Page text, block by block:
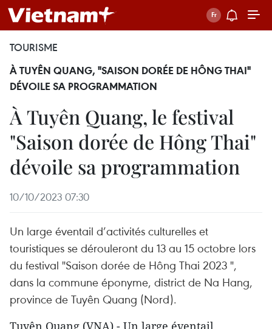
TOURISME
À TUYÊN QUANG, "SAISON DORÉE DE HÔNG THAI"
DÉVOILE SA PROGRAMMATION
À Tuyên Quang, le festival
"Saison dorée de Hông Thai"
dévoile sa programmation
10/10/2023 07:30
Un large éventail d’activités culturelles et
touristiques se dérouleront du 13 au 15 octobre lors
du festival "Saison dorée de Hông Thai 2023 ",
dans la commune éponyme, district de Na Hang,
province de Tuyên Quang (Nord).
Tuyên Quang (VNA) - Un large éventail